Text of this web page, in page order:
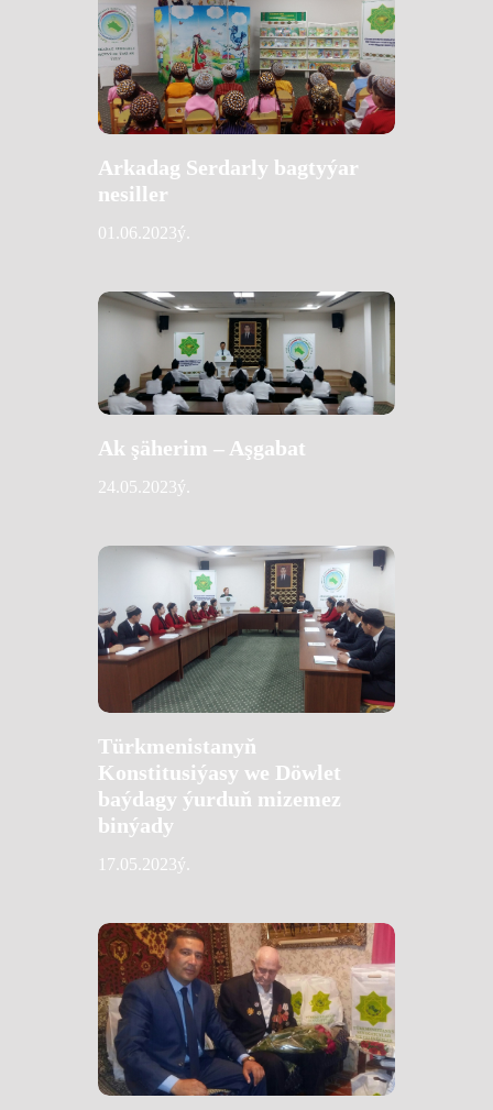
Arkadag Serdarly bagtyýar
nesiller
01.06.2023ý.
Ak şäherim – Aşgabat
24.05.2023ý.
Türkmenistanyň
Konstitusiýasy we Döwlet
baýdagy ýurduň mizemez
binýady
17.05.2023ý.